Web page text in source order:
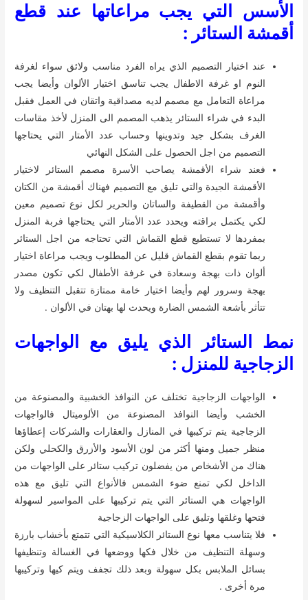
الأسس التي يجب مراعاتها عند قطع
أقمشة الستائر :
عند اختيار التصميم الذي يراه الفرد مناسب ولائق سواء لغرفة
النوم او غرفة الاطفال يجب تناسق اختيار الألوان وأيضا يجب
مراعاة التعامل مع مصمم لديه مصداقية واتقان في العمل فقبل
البدء في شراء الستائر يذهب المصمم الى المنزل لأخذ مقاسات
الغرف بشكل جيد وتدوينها وحساب عدد الأمتار التي يحتاجها
التصميم من اجل الحصول على الشكل النهائي
فعند شراء الأقمشة يصاحب الأسرة مصمم الستائر لاختيار
الأقمشة الجيدة والتي تليق مع التصميم فهناك أقمشة من الكتان
وأقمشة من القطيفة والساتان والحرير لكل نوع تصميم معين
لكي يكتمل براقته ويحدد عدد الأمتار التي يحتاجها فربة المنزل
بمفردها لا تستطيع قطع القماش التي تحتاجه من اجل الستائر
ربما تقوم بقطع القماش قليل عن المطلوب ويجب مراعاة اختيار
ألوان ذات بهجة وسعادة في غرفة الأطفال لكي تكون مصدر
بهجة وسرور لهم وأيضا اختيار خامة ممتازة تتقبل التنظيف ولا
تتأثر بأشعة الشمس الضارة ويحدث لها بهتان في الألوان .
نمط الستائر الذي يليق مع الواجهات
الزجاجية للمنزل :
الواجهات الزجاجية تختلف عن النوافذ الخشبية والمصنوعة من
الخشب وأيضا النوافذ المصنوعة من الألوميتال فالواجهات
الزجاجية يتم تركيبها في المنازل والعقارات والشركات إعطاؤها
منظر جميل ومنها أكثر من لون الأسود والأزرق والكحلي ولكن
هناك من الأشخاص من يفضلون تركيب ستائر على الواجهات من
الداخل لكي تمنع ضوء الشمس فالأنواع التي تليق مع هذه
الواجهات هي الستائر التي يتم تركيبها على المواسير لسهولة
فتحها وغلقها وتليق على الواجهات الزجاجية
فلا يتناسب معها نوع الستائر الكلاسيكية التي تتمتع بأخشاب بارزة
وسهلة التنظيف من خلال فكها ووضعها في الغسالة وتنظيفها
بسائل الملابس بكل سهولة وبعد ذلك تجفف ويتم كيها وتركيبها
مرة أخرى .